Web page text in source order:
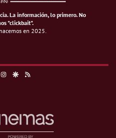
La información, lo primero.No
"clickbait".
en 2025.
InstagramGoogle Discover